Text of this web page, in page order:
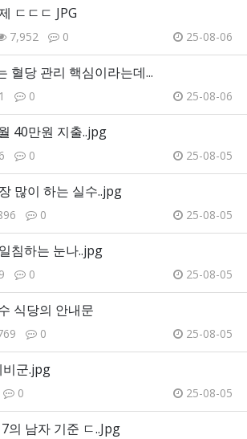
ㄷㄷㄷ JPG
7,952 0 25-08-06
혈당 관리 핵심이라는데...
0 25-08-06
40만원 지출..jpg
0 25-08-05
많이 하는 실수..jpg
0 25-08-05
침하는 눈나..jpg
0 25-08-05
식당의 안내문
0 25-08-05
비군.jpg
0 25-08-05
의 남자 기준 ㄷ..Jpg